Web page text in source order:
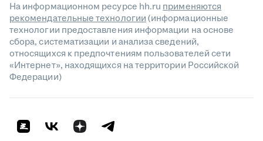
На информационном ресурсе hh.ru применяются
рекомендательные технологии(информационные
технологии предоставления информации на основе
сбора, систематизации и анализа сведений,
относящихся к предпочтениям пользователей сети
«Интернет», находящихся на территории Российской
Федерации)